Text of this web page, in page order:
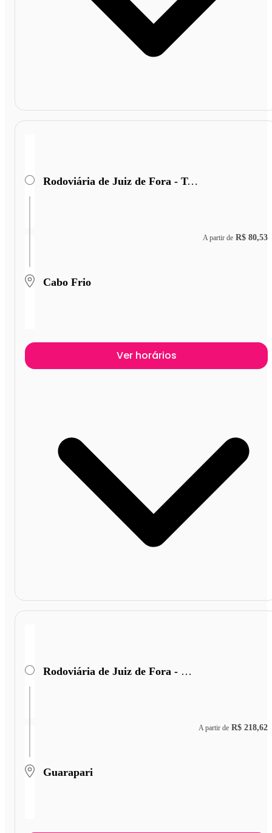
Rodoviária de Juiz de Fora - Terminal Miguel Mansu
Cabo Frio
A partir de R$ 80,53
Ver horários
Rodoviária de Juiz de Fora - Terminal Miguel Mansu
Guarapari
A partir de R$ 218,62